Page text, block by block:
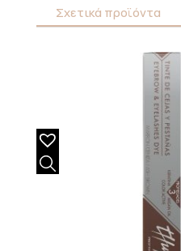
Σχετικά προϊόντα